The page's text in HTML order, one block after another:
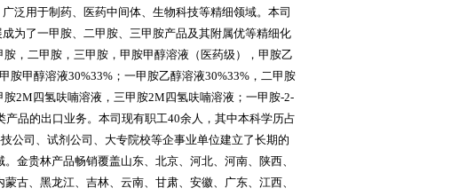
泛用于制药、医药中间体、生物科技等精细领域。本司
为了一甲胺、二甲胺、三甲胺产品及其附属优等精细化
，二甲胺，三甲胺，甲胺甲醇溶液（医药级），甲胺乙
胺甲醇溶液30%33%；一甲胺乙醇溶液30%33%，二甲胺
2M四氢呋喃溶液，三甲胺2M四氢呋喃溶液；一甲胺-2-
品的出口业务。本司现有职工40余人，其中本科学历占
公司、试剂公司、大专院校等企事业单位建立了长期的
金贵林产品畅销覆盖山东、北京、河北、河南、陕西、
古、黑龙江、吉林、云南、甘肃、安徽、广东、江西、